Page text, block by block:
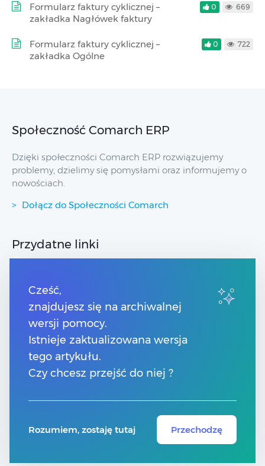
Formularz faktury cyklicznej –
zakładka Nagłówek faktury
0 669
Formularz faktury cyklicznej –
zakładka Ogólne
0 722
Społeczność Comarch ERP
Dzięki społeczności Comarch ERP rozwiązujemy
problemy, dzielimy się pomysłami oraz informujemy o
nowościach.
Dołącz do Społeczności Comarch
Przydatne linki
Strony dla Partnerów
Pomoc Comarch Betterfly
Pomoc Comarch e-Sklep
Pomoc Comarch HRM
Pomoc Optima w chmurze
Kontakt
Znajdź Partnera Comarch
Cześć,
znajdujesz się na archiwalnej
wersji pomocy.
Istnieje zaktualizowana wersja
tego artykułu.
Czy chcesz przejść do niej ?
Rozumiem, zostaję tutaj Przechodzę